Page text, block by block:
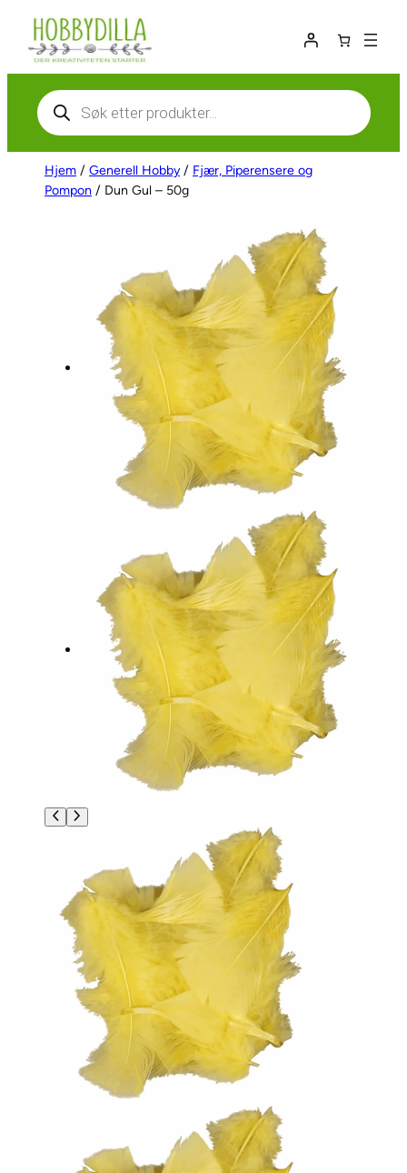
Hopp
innhold
Products
search
Hjem / Generell Hobby/ Fjær, Piperensere og
Pompon / Dun Gul – 50g